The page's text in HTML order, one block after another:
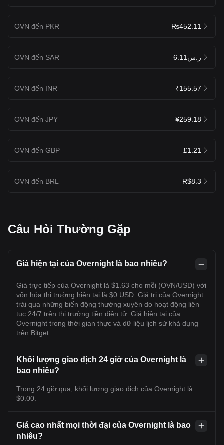
OVN đến PKR ₨452.11
OVN đến SAR ر.س6.11
OVN đến INR ₹155.57
OVN đến JPY ¥259.18
OVN đến GBP £1.21
OVN đến BRL R$8.3
Câu Hỏi Thường Gặp
Giá hiện tại của Overnight là bao nhiêu?
Giá trực tiếp của Overnight là $1.63 cho mỗi (OVN/USD) với
vốn hóa thị trường hiện tại là $0 USD. Giá trị của Overnight
trải qua những biến động thường xuyên do hoạt động liên
tục 24/7 trên thị trường tiền điện tử. Giá hiện tại của
Overnight trong thời gian thực và dữ liệu lịch sử khả dụng
trên Bitget.
Khối lượng giao dịch 24 giờ của Overnight là
bao nhiêu?
Trong 24 giờ qua, khối lượng giao dịch của Overnight là
$0.00.
Giá cao nhất mọi thời đại của Overnight là bao
nhiêu?